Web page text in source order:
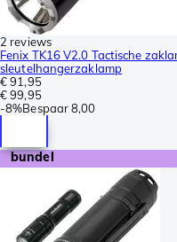
2 reviews
Fenix TK16 V2.0 Tactische
sleutelhangerzaklamp
€ 91,95
€ 99,95
-8%Bespaar8,00
bundel